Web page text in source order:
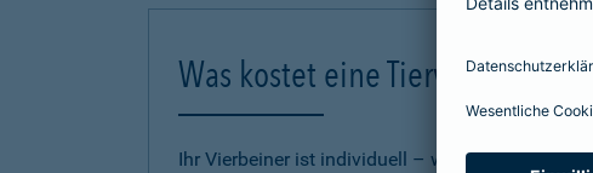
Was kostet eine
Ihr Vierbeiner ist individuell – wie auch unsere